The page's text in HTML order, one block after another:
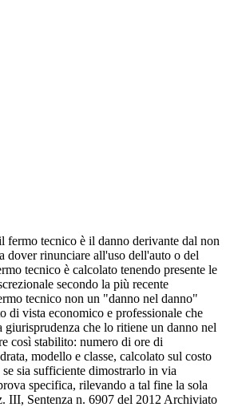
fermo tecnico è il danno derivante dal non
dover rinunciare all'uso dell'auto o del
tecnico è calcolato tenendo presente le
secondo la più recente
tecnico non un "danno nel danno"
di vista economico e professionale che
che lo ritiene un danno nel
così stabilito: numero di ore di
modello e classe, calcolato sul costo
sia sufficiente dimostrarlo in via
specifica, rilevando a tal fine la sola
III, Sentenza n. 6907 del 2012 Archiviato